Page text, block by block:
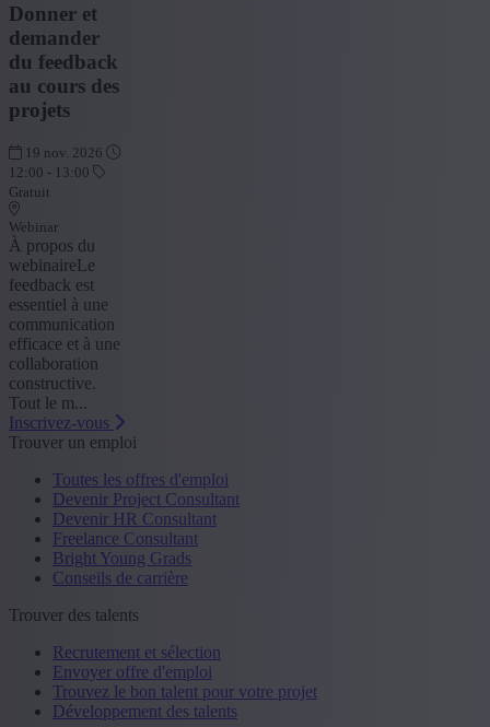
Donner et
demander
du feedback
au cours des
projets
19 nov. 2026
12:00 - 13:00
Gratuit
Webinar
À propos du
webinaireLe
feedback est
essentiel à une
communication
efficace et à une
collaboration
constructive.
Tout le m...
Inscrivez-vous
Trouver un emploi
Toutes les offres d'emploi
Devenir Project Consultant
Devenir HR Consultant
Freelance Consultant
Bright Young Grads
Conseils de carrière
Trouver des talents
Recrutement et sélection
Envoyer offre d'emploi
Trouvez le bon talent pour votre projet
Développement des talents